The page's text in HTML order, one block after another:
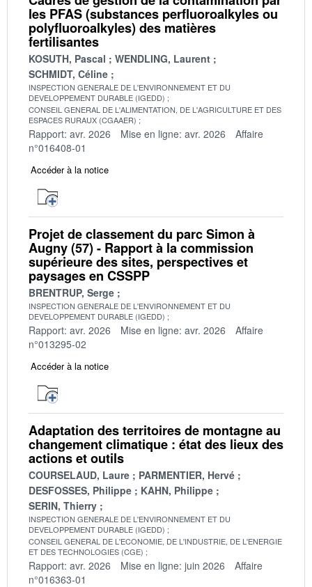
les PFAS (substances perfluoroalkyles ou
polyfluoroalkyles) des matières
fertilisantes
KOSUTH, Pascal
WENDLING, Laurent
SCHMIDT, Céline
INSPECTION GENERALE DE L'ENVIRONNEMENT ET DU
DEVELOPPEMENT DURABLE (IGEDD)
CONSEIL GENERAL DE L'ALIMENTATION, DE L'AGRICULTURE ET DES
ESPACES RURAUX (CGAAER)
Rapport: avr. 2026 Mise en ligne: avr. 2026
Affaire
n°016408-01
Accéder à la notice
Projet de classement du parc Simon à
Augny (57) - Rapport à la commission
supérieure des sites, perspectives et
paysages en CSSPP
BRENTRUP, Serge
INSPECTION GENERALE DE L'ENVIRONNEMENT ET DU
DEVELOPPEMENT DURABLE (IGEDD)
Rapport: avr. 2026 Mise en ligne: avr. 2026
Affaire
n°013295-02
Accéder à la notice
Adaptation des territoires de montagne au
changement climatique : état des lieux des
actions et outils
COURSELAUD, Laure
PARMENTIER, Hervé
DESFOSSES, Philippe
KAHN, Philippe
SERIN, Thierry
INSPECTION GENERALE DE L'ENVIRONNEMENT ET DU
DEVELOPPEMENT DURABLE (IGEDD)
CONSEIL GENERAL DE L'ECONOMIE, DE L'INDUSTRIE, DE L'ENERGIE
ET DES TECHNOLOGIES (CGE)
Rapport: avr. 2026 Mise en ligne: juin 2026
Affaire
n°016363-01